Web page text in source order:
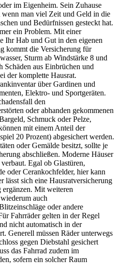
im Eigenheim. Sein Zuhause
man viel Zeit und Geld in die
und Bedürfnissen gesteckt hat.
ein Problem. Mit einer
Ihr Hab und Gut in den eigenen
kommt die Versicherung für
Sturm ab Windstärke 8 und
aus Einbrüchen und
der komplette Hausrat.
über Gardinen und
Elektro- und Sportgeräten.
den
oder abhanden gekommenen
Schmuck oder Pelze,
mit einem Anteil der
20 Prozent) abgesichert werden.
oder Gemälde besitzt, sollte je
abschließen. Moderne Häuser
Egal ob Glastüren,
oder Cerankochfelder, hier kann
lässt sich eine Hausratversicherung
ergänzen. Mit weiteren
auch
oder andere
Fahrräder gelten in der Regel
nicht automatisch in der
Generell müssen Räder unterwegs
gegen Diebstahl gesichert
das Fahrrad zudem im
sofern ein solcher Raum